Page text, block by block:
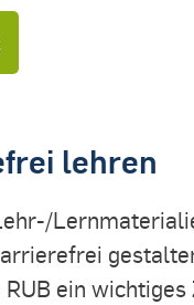
lehren
ein wichtiges